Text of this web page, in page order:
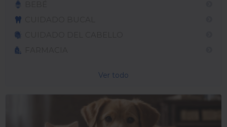
Ver todo